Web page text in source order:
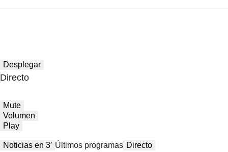
Desplegar
Directo
Mute
Volumen
Play
Noticias en 3′ Últimos programas Directo